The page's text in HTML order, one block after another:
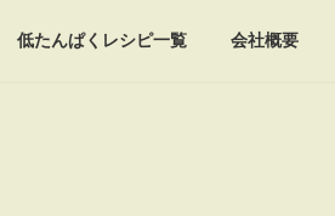
低たんぱくレシピ一覧 会社概要